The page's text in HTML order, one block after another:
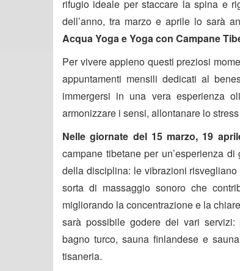
rifugio ideale per staccare la spina e
dell’anno, tra marzo e aprile lo sarà
Acqua Yoga e Yoga con Campane
Per vivere appieno questi preziosi
appuntamenti mensili dedicati al
immergersi in una vera esperienza
armonizzare i sensi, allontanare lo
Nelle giornate del 15 marzo, 19
campane tibetane per un’esperienza
della disciplina: le vibrazioni
sorta di massaggio sonoro che
migliorando la concentrazione e la
sarà possibile godere dei vari servizi:
bagno turco, sauna finlandese e
tisaneria.